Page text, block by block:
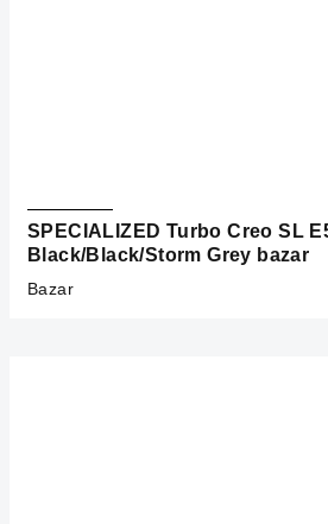
SPECIALIZED Turbo Creo SL
Black/Black/Storm Grey bazar
Bazar